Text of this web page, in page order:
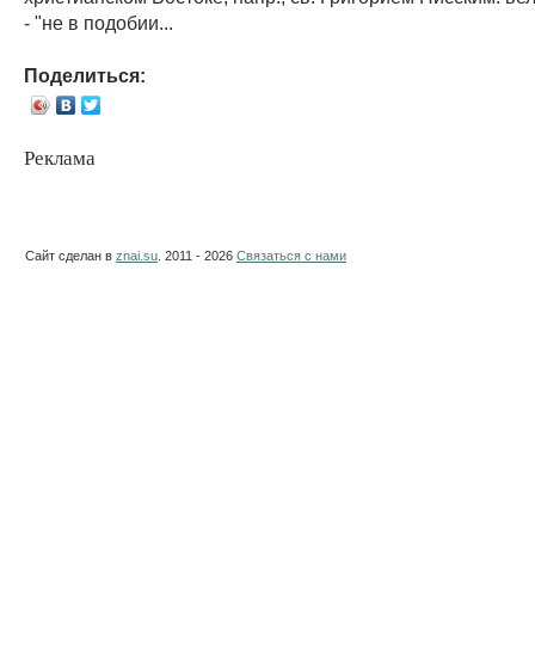
- "не в подобии...
Поделиться:
Реклама
Сайт сделан в znai.su . 2011 - 2026 Связаться с нами